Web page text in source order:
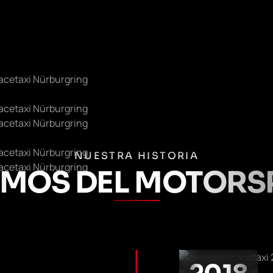
NUESTRA HISTORIA
DEL